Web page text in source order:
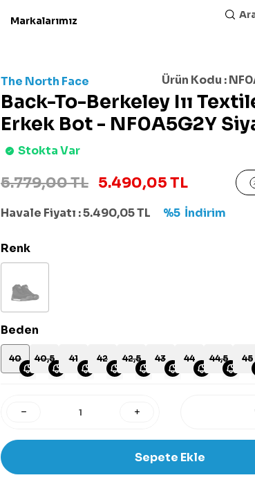
Markalarımız
The North Face Ürün Kodu :
Back-To-Berkeley Iıı
Erkek Bot - NF0A5G2Y
Stokta Var
5.779,00 TL 5.490,05 TL
Havale Fiyatı :5.490,05TL %5 İndirim
Renk
Beden
40 40,5 41 42 42,5 43 44 44,5 45
Sepete Ekle